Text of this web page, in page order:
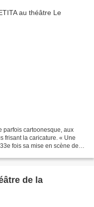
parfois cartoonesque, aux
frisant la caricature. « Une
fois sa mise en scène de
de la